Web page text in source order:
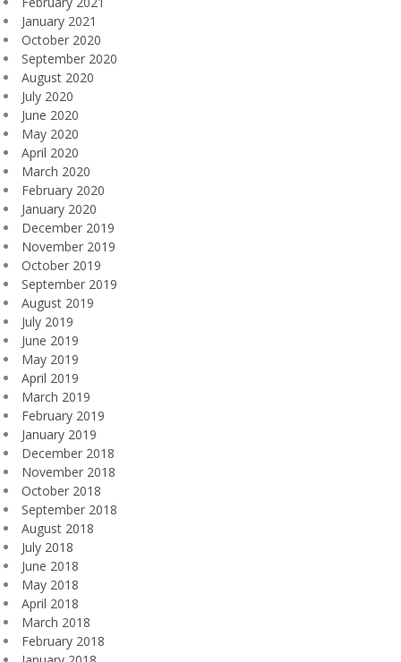
January 2021
October 2020
September 2020
August 2020
July 2020
June 2020
May 2020
April 2020
March 2020
February 2020
January 2020
December 2019
November 2019
October 2019
September 2019
August 2019
July 2019
June 2019
May 2019
April 2019
March 2019
February 2019
January 2019
December 2018
November 2018
October 2018
September 2018
August 2018
July 2018
June 2018
May 2018
April 2018
March 2018
February 2018